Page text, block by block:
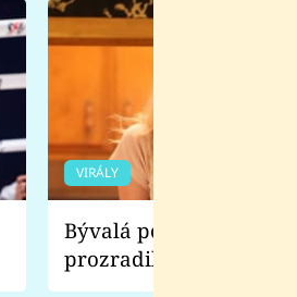
VIRÁLY
Bývalá pornoherečka
prozradila, co ji
natáčení Euforie.